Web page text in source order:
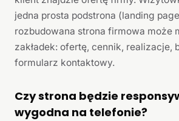
jedna prosta podstrona (landing
rozbudowana strona firmowa może
zakładek: ofertę, cennik, realizacje,
formularz kontaktowy.
Czy strona będzie
wygodna na telefonie?